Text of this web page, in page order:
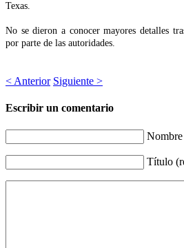
Texas.
No se dieron a conocer mayores detalles
por parte de las autoridades.
< Anterior Siguiente >
Escribir un comentario
Título